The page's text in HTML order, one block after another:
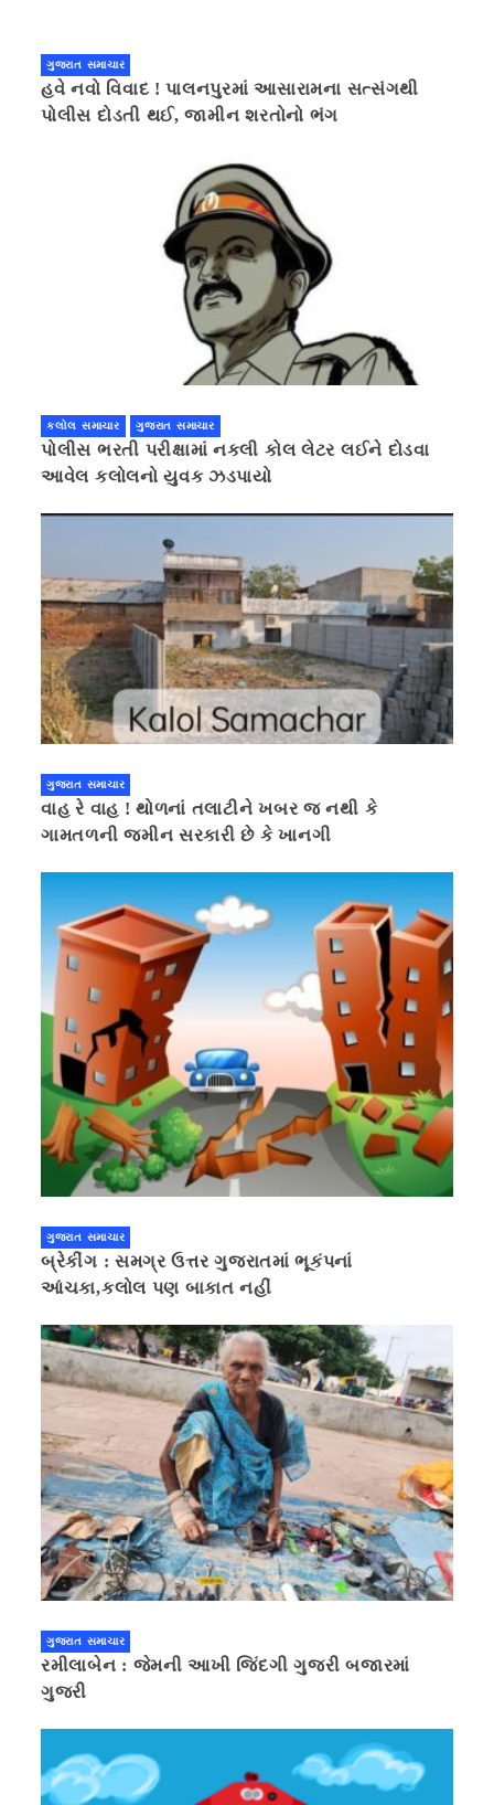
ગુજરાત સમાચાર
હવે નવો વિવાદ ! પાલનપુરમાં આસારામના સત્સંગથી
પોલીસ દોડતી થઈ, જામીન શરતોનો ભંગ
કલોલ સમાચાર ગુજરાત સમાચાર
પોલીસ ભરતી પરીક્ષામાં નકલી કોલ લેટર લઈને દોડવા
આવેલ કલોલનો યુવક ઝડપાયો
ગુજરાત સમાચાર
વાહ રે વાહ ! થોળનાં તલાટીને ખબર જ નથી કે
ગામતળની જમીન સરકારી છે કે ખાનગી
ગુજરાત સમાચાર
બ્રેકીંગ : સમગ્ર ઉત્તર ગુજરાતમાં ભૂકંપનાં
આંચકા,કલોલ પણ બાકાત નહીં
ગુજરાત સમાચાર
રમીલાબેન : જેમની આખી જિંદગી ગુજરી બજારમાં
ગુજરી